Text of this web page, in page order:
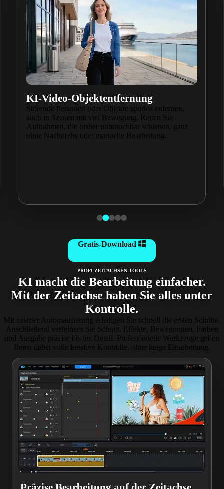
KI-Hintergrundentfernung
Entfernen Sie Hintergründe ganz ohne Greenscreen
und setzen Sie Personen oder Objekte in jede
beliebige Szene. Für professionelle Produktvideos,
kreative Videos und Social-Media-Inhalte.
NEU
Gratis-Download
PROFI-ZEITACHSEN-TOOLS
KI macht die Bearbeitung einfacher.
Mit der Zeitachse haben Sie alles unter
Kontrolle.
Mit smarter Automatisierung erledigen Sie schnell die ersten Schritte.
Anschließend verfeinern Sie Schnitt, Effekte, Bewegungen, Farben
und Ausgabe präzise bis ins Detail. Professionelle Werkzeuge geben
Ihnen dabei volle kreative Kontrolle, ohne lange Einarbeitung.